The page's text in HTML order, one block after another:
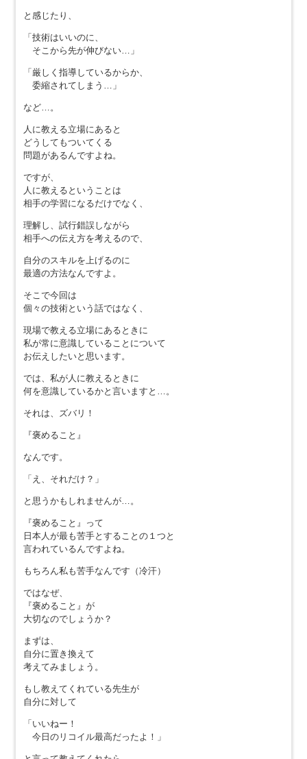
と感じたり、
「技術はいいのに、
そこから先が伸びない…」
「厳しく指導しているからか、
委縮されてしまう…」
など…。
人に教える立場にあると
どうしてもついてくる
問題があるんですよね。
ですが、
人に教えるということは
相手の学習になるだけでなく、
理解し、試行錯誤しながら
相手への伝え方を考えるので、
自分のスキルを上げるのに
最適の方法なんですよ。
そこで今回は
個々の技術という話ではなく、
現場で教える立場にあるときに
私が常に意識していることについて
お伝えしたいと思います。
では、私が人に教えるときに
何を意識しているかと言いますと…。
それは、ズバリ！
『褒めること』
なんです。
「え、それだけ？」
と思うかもしれませんが…。
『褒めること』って
日本人が最も苦手とすることの１つと
言われているんですよね。
もちろん私も苦手なんです（冷汗）
ではなぜ、
『褒めること』が
大切なのでしょうか？
まずは、
自分に置き換えて
考えてみましょう。
もし教えてくれている先生が
自分に対して
「いいねー！
今日のリコイル最高だったよ！」